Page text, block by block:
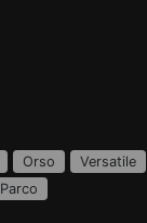
Orso Versatile
Parco